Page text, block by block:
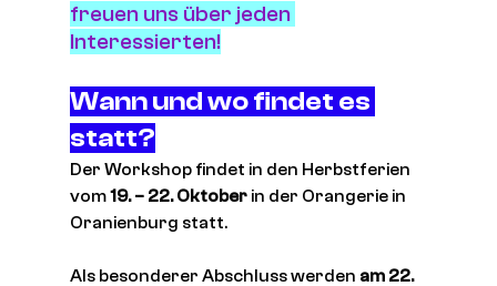
freuen uns über jeden
Interessierten!
Wann und wo findet es
statt?
Der Workshop findet in den Herbstferien
vom 19. – 22. Oktober in der Orangerie in
Oranienburg statt.
Als besonderer Abschluss werden am 22.